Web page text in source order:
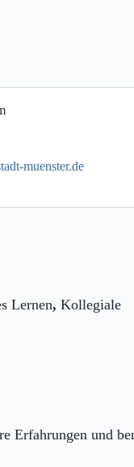
muenster.de
Lernen, Kollegiale
Erfahrungen und